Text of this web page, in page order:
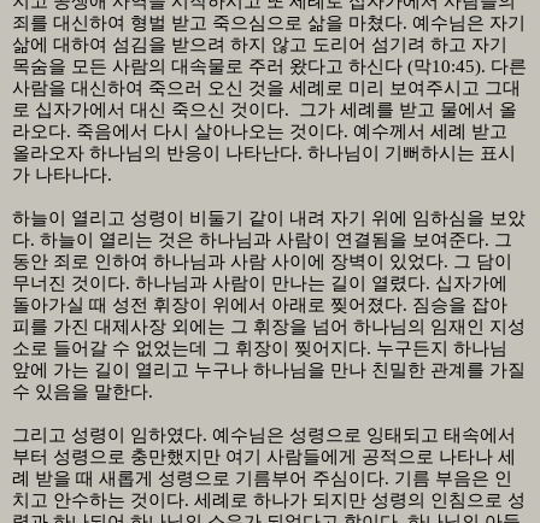
죄를 대신하여 형벌 받고 죽으심으로 삶을 마쳤다. 예수님은 자기
삶에 대하여 섬김을 받으려 하지 않고 도리어 섬기려 하고 자기
목숨을 모든 사람의 대속물로 주러 왔다고 하신다 (막10:45). 다른
사람을 대신하여 죽으러 오신 것을 세례로 미리 보여주시고 그대
로 십자가에서 대신 죽으신 것이다.
그가 세례를 받고 물에서 올
라오다. 죽음에서 다시 살아나오는 것이다. 예수께서 세례 받고
올라오자 하나님의 반응이 나타난다. 하나님이 기뻐하시는 표시
가 나타나다.
하늘이 열리고 성령이 비둘기 같이 내려 자기 위에 임하심을 보았
다. 하늘이 열리는 것은 하나님과 사람이 연결됨을 보여준다. 그
동안 죄로 인하여 하나님과 사람 사이에 장벽이 있었다. 그 담이
무너진 것이다. 하나님과 사람이 만나는 길이 열렸다. 십자가에
돌아가실 때 성전 휘장이 위에서 아래로 찢어졌다. 짐승을 잡아
피를 가진 대제사장 외에는 그 휘장을 넘어 하나님의 임재인 지성
소로 들어갈 수 없었는데 그 휘장이 찢어지다. 누구든지 하나님
앞에 가는 길이 열리고 누구나 하나님을 만나 친밀한 관계를 가질
수 있음을 말한다.
그리고 성령이 임하였다. 예수님은 성령으로 잉태되고 태속에서
부터 성령으로 충만했지만 여기 사람들에게 공적으로 나타나 세
례 받을 때 새롭게 성령으로 기름부어 주심이다. 기름 부음은 인
치고 안수하는 것이다. 세례로 하나가 되지만 성령의 인침으로 성